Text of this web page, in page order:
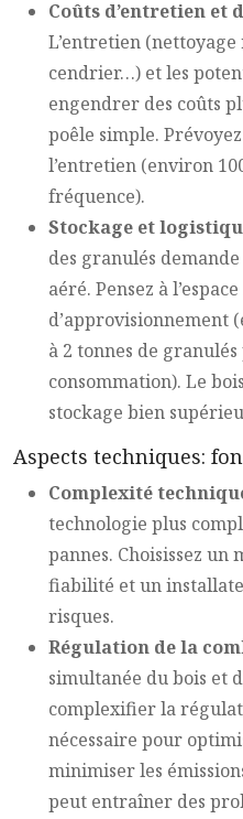
Coûts d’entretien et
L’entretien
cendrier…) et les
engendrer des coûts
poêle simple.
l’entretien (environ
fréquence).
Stockage et
des granulés
aéré. Pensez à
d’approvisionnement
à 2 tonnes de
consommation). Le
stockage bien
Aspects techniques:
Complexité
technologie plus
pannes. Choisissez un
fiabilité et un
risques.
Régulation de la
simultanée du bois et
complexifier la
nécessaire pour
minimiser les
peut entraîner des